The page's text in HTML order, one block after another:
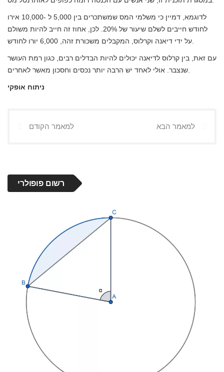
לדוגמא, דמיין כי משלמי המס שמשתכרים בין 5,000 ל -10,000 אירו
לחודש חייבים לשלם שיעור של 20%. לכן, אחוז זה חייב להיות משולם
עם זאת, בין קרלוס לדיאנה יכולים להיות הבדלים רבים, כגון רמת העושר
ניתוח אופקי
למאמר הקודם למאמר הבא
רשום פופולרי